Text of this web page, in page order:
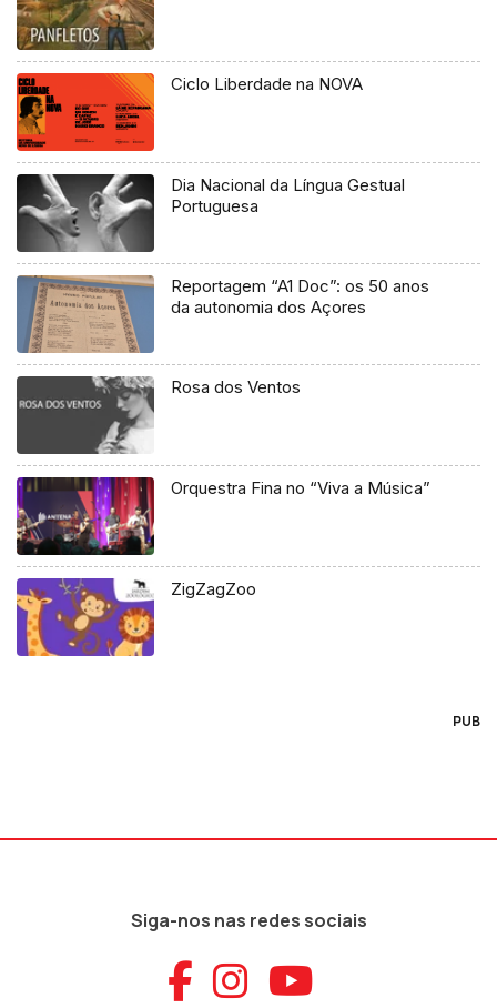
Ciclo Liberdade na NOVA
Dia Nacional da Língua Gestual
Portuguesa
Reportagem “A1 Doc”: os 50 anos
da autonomia dos Açores
Rosa dos Ventos
Orquestra Fina no “Viva a Música”
ZigZagZoo
PUB
Siga-nos nas redes sociais
Aceder ao
Aceder ao
Aceder